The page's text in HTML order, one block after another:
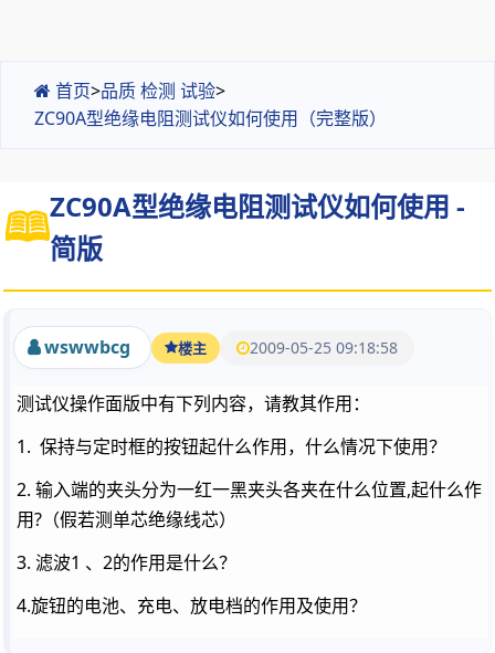
首页>品质 检测 试验>
ZC90A型绝缘电阻测试仪如何使用（完整版）
ZC90A型绝缘电阻测试仪如何使用 -
简版
wswwbcg 楼主 2009-05-25 09:18:58
测试仪操作面版中有下列内容，请教其作用：
1. 保持与定时框的按钮起什么作用，什么情况下使用？
2. 输入端的夹头分为一红一黑夹头各夹在什么位置,起什么作
用?（假若测单芯绝缘线芯）
3. 滤波1 、2的作用是什么？
4.旋钮的电池、充电、放电档的作用及使用？